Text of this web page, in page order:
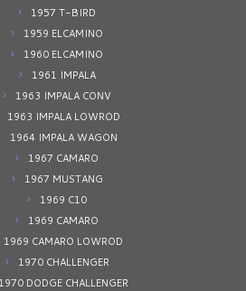
1957 T-BIRD
1959 ELCAMINO
1960 ELCAMINO
1961 IMPALA
1963 IMPALA CONV
1963 IMPALA LOWROD
1964 IMPALA WAGON
1967 CAMARO
1967 MUSTANG
1969 C10
1969 CAMARO
1969 CAMARO LOWROD
1970 CHALLENGER
1970 DODGE CHALLENGER